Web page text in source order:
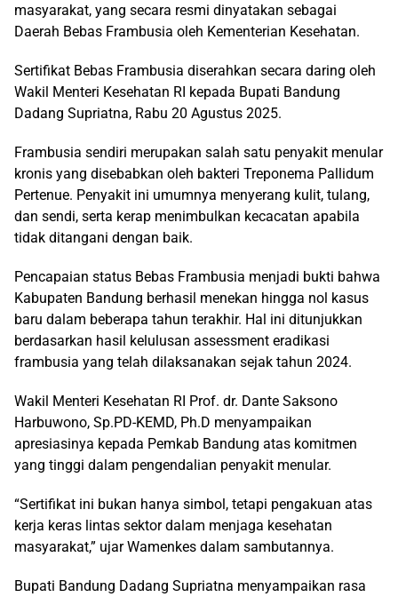
masyarakat, yang secara resmi dinyatakan sebagai
Daerah Bebas Frambusia oleh Kementerian Kesehatan.
Sertifikat Bebas Frambusia diserahkan secara daring oleh
Wakil Menteri Kesehatan RI kepada Bupati Bandung
Dadang Supriatna, Rabu 20 Agustus 2025.
Frambusia sendiri merupakan salah satu penyakit menular
kronis yang disebabkan oleh bakteri Treponema Pallidum
Pertenue. Penyakit ini umumnya menyerang kulit, tulang,
dan sendi, serta kerap menimbulkan kecacatan apabila
tidak ditangani dengan baik.
Pencapaian status Bebas Frambusia menjadi bukti bahwa
Kabupaten Bandung berhasil menekan hingga nol kasus
baru dalam beberapa tahun terakhir. Hal ini ditunjukkan
berdasarkan hasil kelulusan assessment eradikasi
frambusia yang telah dilaksanakan sejak tahun 2024.
Wakil Menteri Kesehatan RI Prof. dr. Dante Saksono
Harbuwono, Sp.PD-KEMD, Ph.D menyampaikan
apresiasinya kepada Pemkab Bandung atas komitmen
yang tinggi dalam pengendalian penyakit menular.
“Sertifikat ini bukan hanya simbol, tetapi pengakuan atas
kerja keras lintas sektor dalam menjaga kesehatan
masyarakat,” ujar Wamenkes dalam sambutannya.
Bupati Bandung Dadang Supriatna menyampaikan rasa